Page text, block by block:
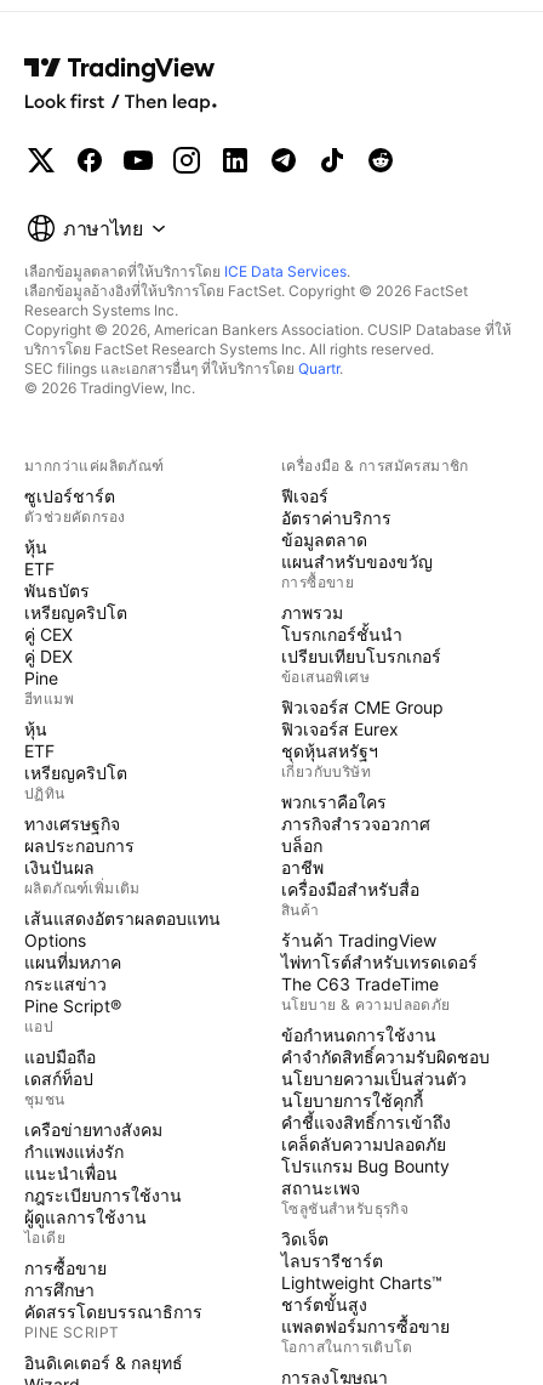
ภาษาไทย
เลือกข้อมูลตลาดที่ให้บริการโดย ICE Data Services.
เลือกข้อมูลอ้างอิงที่ให้บริการโดย FactSet. Copyright © 2026 FactSet
Research Systems Inc.
Copyright © 2026, American Bankers Association. CUSIP Database ที่ให้
บริการโดย FactSet Research Systems Inc. All rights reserved.
SEC filings และเอกสารอื่นๆ ที่ให้บริการโดย Quartr.
© 2026 TradingView, Inc.
มากกว่าแค่ผลิตภัณฑ์
ซูเปอร์ชาร์ต
ตัวช่วยคัดกรอง
หุ้น
ETF
พันธบัตร
เหรียญคริปโต
คู่ CEX
คู่ DEX
Pine
ฮีทแมพ
หุ้น
ETF
เหรียญคริปโต
ปฏิทิน
ทางเศรษฐกิจ
ผลประกอบการ
เงินปันผล
ผลิตภัณฑ์เพิ่มเติม
เส้นแสดงอัตราผลตอบแทน
Options
แผนที่มหภาค
กระแสข่าว
Pine Script®
แอป
แอปมือถือ
เดสก์ท็อป
ชุมชน
เครือข่ายทางสังคม
กำแพงแห่งรัก
แนะนำเพื่อน
กฎระเบียบการใช้งาน
ผู้ดูแลการใช้งาน
ไอเดีย
การซื้อขาย
การศึกษา
คัดสรรโดยบรรณาธิการ
PINE SCRIPT
อินดิเคเตอร์ & กลยุทธ์
เครื่องมือ & การสมัครสมาชิก
ฟีเจอร์
อัตราค่าบริการ
ข้อมูลตลาด
แผนสำหรับของขวัญ
การซื้อขาย
ภาพรวม
โบรกเกอร์ชั้นนำ
เปรียบเทียบโบรกเกอร์
ข้อเสนอพิเศษ
ฟิวเจอร์ส CME Group
ฟิวเจอร์ส Eurex
ชุดหุ้นสหรัฐฯ
เกี่ยวกับบริษัท
พวกเราคือใคร
ภารกิจสำรวจอวกาศ
บล็อก
อาชีพ
เครื่องมือสำหรับสื่อ
สินค้า
ร้านค้า TradingView
ไพ่ทาโรต์สำหรับเทรดเดอร์
The C63 TradeTime
นโยบาย & ความปลอดภัย
ข้อกำหนดการใช้งาน
คำจำกัดสิทธิ์ความรับผิดชอบ
นโยบายความเป็นส่วนตัว
นโยบายการใช้คุกกี้
คำชี้แจงสิทธิ์การเข้าถึง
เคล็ดลับความปลอดภัย
โปรแกรม Bug Bounty
สถานะเพจ
โซลูชันสำหรับธุรกิจ
วิดเจ็ต
ไลบรารีชาร์ต
Lightweight Charts™
ชาร์ตขั้นสูง
แพลตฟอร์มการซื้อขาย
โอกาสในการเติบโต
การลงโฆษณา